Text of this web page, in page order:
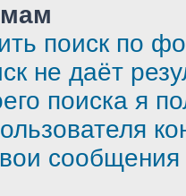
поиск по
не даёт
поиска я